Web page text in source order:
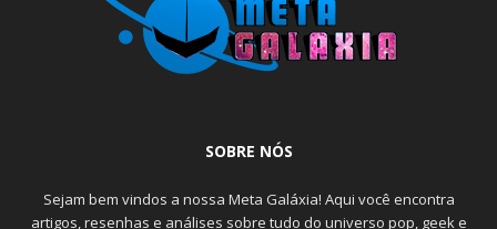
SOBRE NÓS
Sejam bem vindos a nossa Meta Galáxia! Aqui você encontra
artigos, resenhas e análises sobre tudo do universo pop, geek e